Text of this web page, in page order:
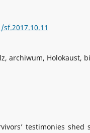
archiwum, Holokaust,
testimonies